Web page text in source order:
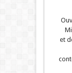
et